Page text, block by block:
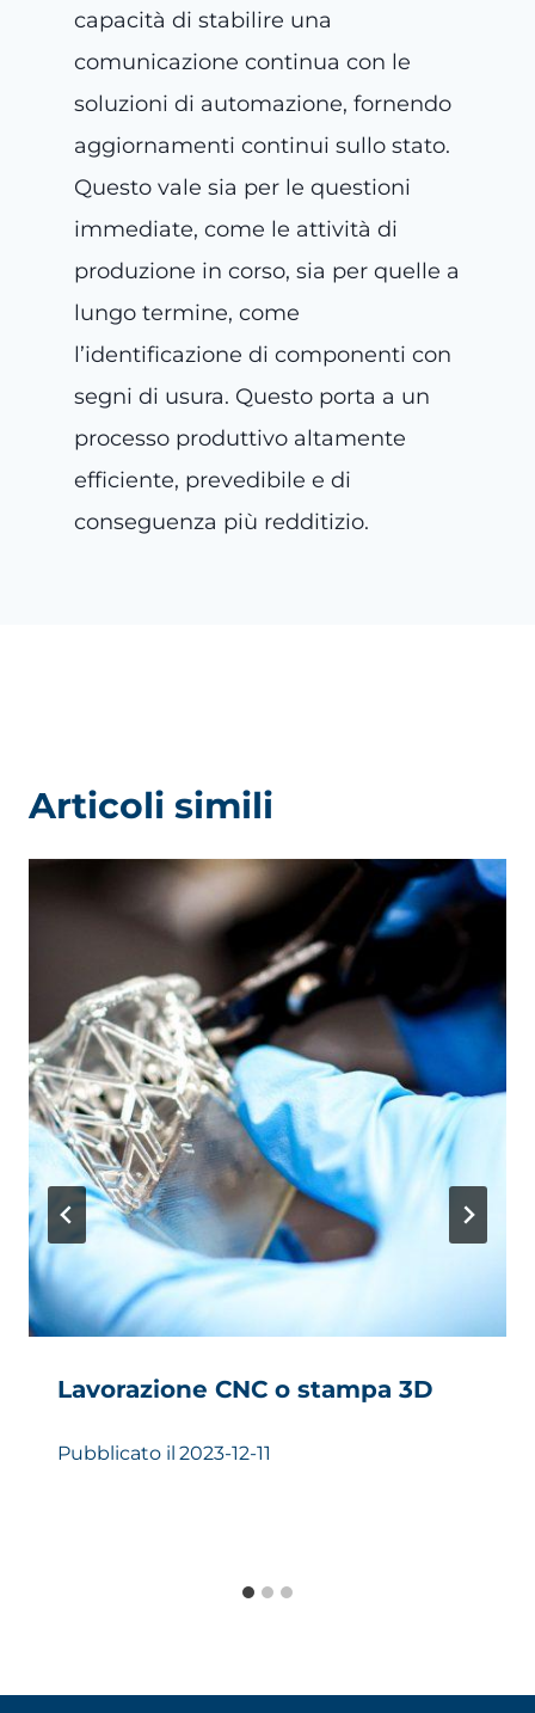
capacità di stabilire una
comunicazione continua con le
soluzioni di automazione, fornendo
aggiornamenti continui sullo stato.
Questo vale sia per le questioni
immediate, come le attività di
produzione in corso, sia per quelle a
lungo termine, come
l’identificazione di componenti con
segni di usura. Questo porta a un
processo produttivo altamente
efficiente, prevedibile e di
conseguenza più redditizio.
Articoli simili
Lavorazione CNC o stampa 3D
Pubblicato il 2023-12-11